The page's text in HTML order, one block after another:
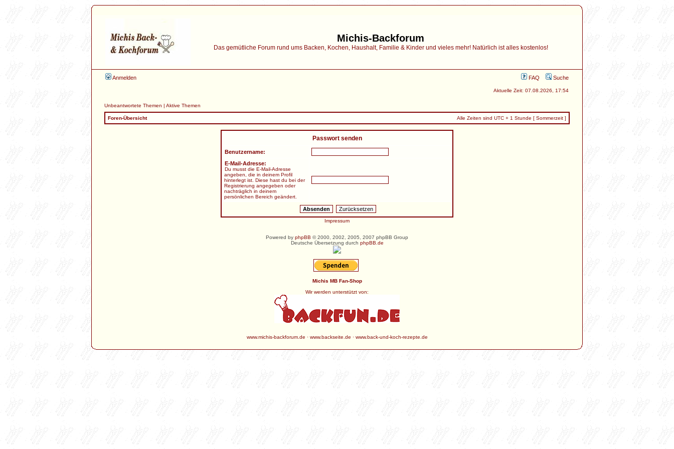
Michis-Backforum
Das gemütliche Forum rund ums Backen, Kochen, Haushalt, Familie & Kinder und vieles mehr! Natürlich ist alles kostenlos!
Anmelden FAQ Suche
Aktuelle Zeit: 07.08.2026, 17:54
Unbeantwortete Themen | Aktive Themen
Foren-Übersicht Alle Zeiten sind UTC + 1 Stunde [ Sommerzeit ]
Passwort senden
Benutzername:
E-Mail-Adresse:
Du musst die E-Mail-Adresse
angeben, die in deinem Profil
hinterlegt ist. Diese hast du bei der
Registrierung angegeben oder
nachträglich in deinem
persönlichen Bereich geändert.
Impressum
Powered by phpBB © 2000, 2002, 2005, 2007 phpBB Group
Deutsche Übersetzung durch phpBB.de
Michis MB Fan-Shop
Wir werden unterstützt von:
www.michis-backforum.de · www.backseite.de · www.back-und-koch-rezepte.de